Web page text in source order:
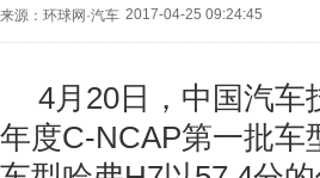
来源：环球网·汽车 2017-04-25 09:24:45
4月20日，中国汽车
年度C-NCAP第一批车